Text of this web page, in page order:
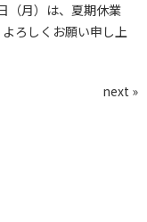
（月）は、夏期休業
ろしくお願い申し上
next »